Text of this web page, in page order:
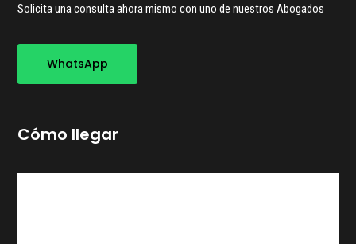
Solicita una consulta ahora mismo con uno de nuestros Abogados
WhatsApp
Cómo llegar